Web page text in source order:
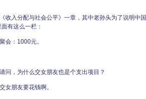
收入分配与社会公平》一章，其中老孙头为了说明中
有这么一栏：
会：1000元。
问，为什么交女朋友也是个支出项目？
女朋友要花钱啊。